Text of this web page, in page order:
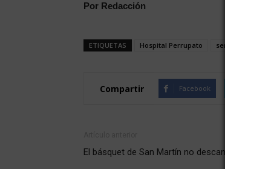
Por Redacción
ETIQUETAS Hospital Perrupato semana de la
Compartir Facebook
El básquet de San Martín no descansa